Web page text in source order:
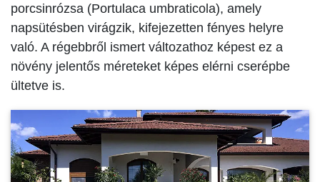
porcsinrózsa (Portulaca umbraticola), amely
napsütésben virágzik, kifejezetten fényes helyre
való. A régebbről ismert változathoz képest ez a
növény jelentős méreteket képes elérni cserépbe
ültetve is.